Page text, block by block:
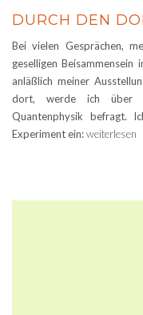
DURCH DEN
Bei vielen Gesprächen,
geselligen Beisammensein
anläßlich meiner
dort, werde ich über
Quantenphysik befragt.
Experiment ein:weiterlesen